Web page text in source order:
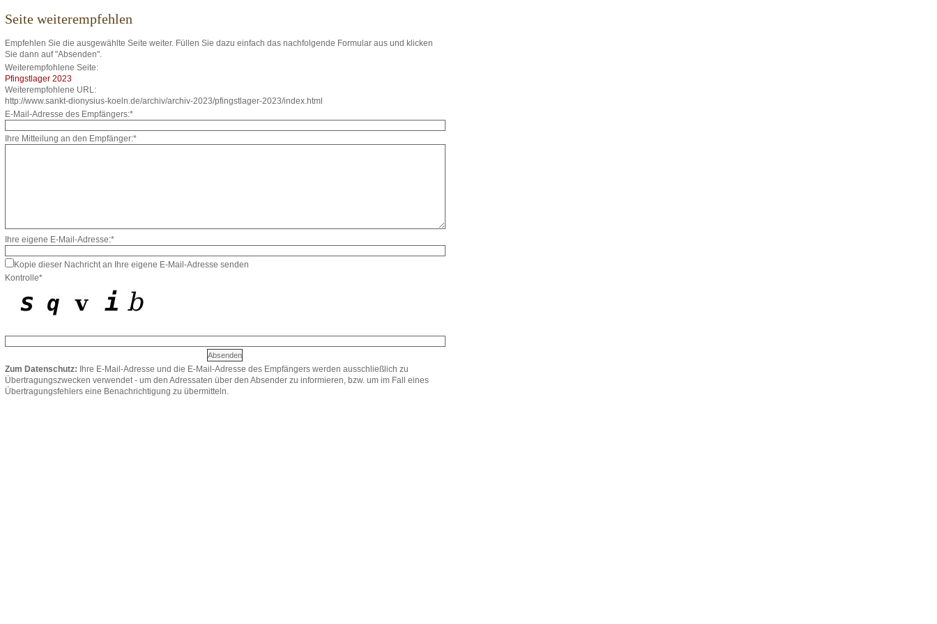
Seite weiterempfehlen
Empfehlen Sie die ausgewählte Seite weiter. Füllen Sie dazu einfach das nachfolgende Formular aus und klicken
Sie dann auf "Absenden".
Weiterempfohlene Seite:
Pfingstlager 2023
Weiterempfohlene URL:
http://www.sankt-dionysius-koeln.de/archiv/archiv-2023/pfingstlager-2023/index.html
E-Mail-Adresse des Empfängers:*
Ihre Mitteilung an den Empfänger:*
Ihre eigene E-Mail-Adresse:*
Kopie dieser Nachricht an Ihre eigene E-Mail-Adresse senden
Kontrolle*
Zum Datenschutz: Ihre E-Mail-Adresse und die E-Mail-Adresse des Empfängers werden ausschließlich zu
Übertragungszwecken verwendet - um den Adressaten über den Absender zu informieren, bzw. um im Fall eines
Übertragungsfehlers eine Benachrichtigung zu übermitteln.